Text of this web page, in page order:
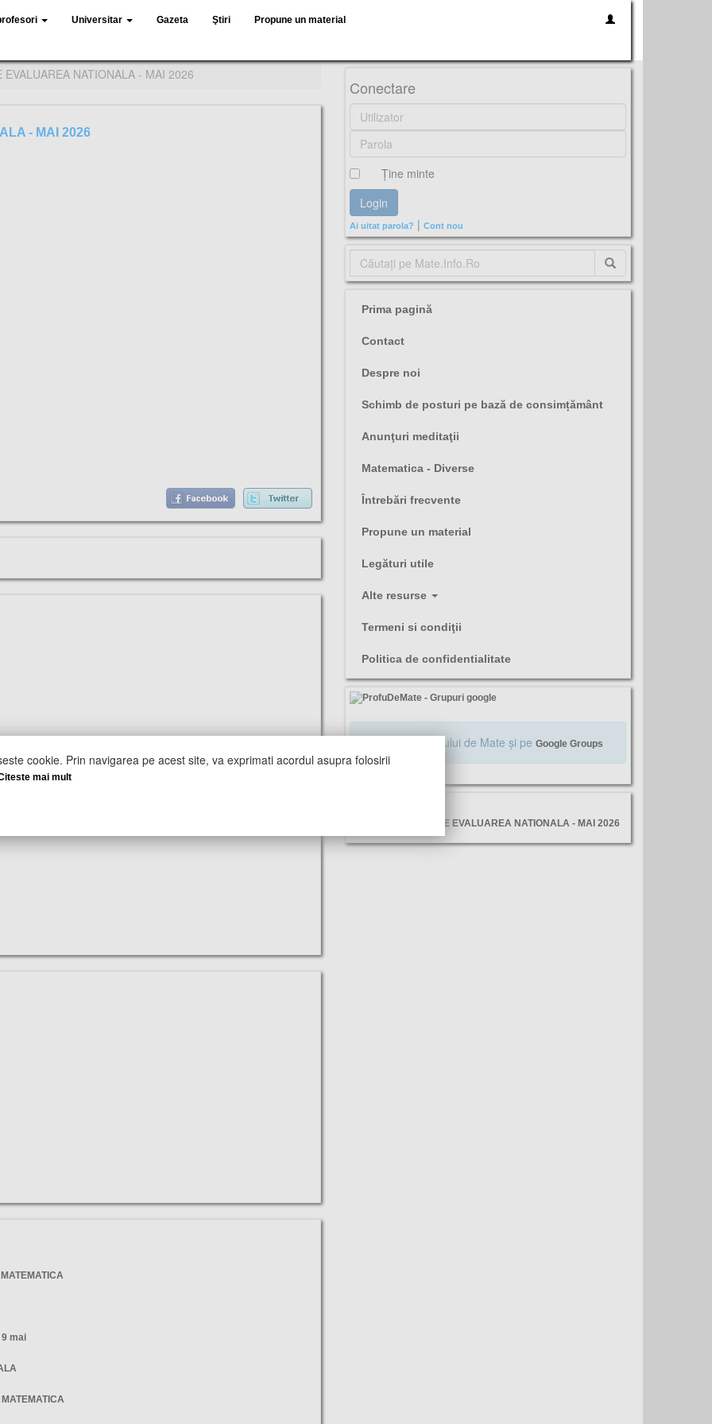
Universitar Gazeta Ştiri Propune un material
NATIONALA - MAI 2026
- MAI 2026
9 mai
Conectare
Ţine minte
Ai uitat parola? | Cont nou
Prima pagină
Contact
Despre noi
Schimb de posturi pe bază de consimțământ
Anunţuri meditaţii
Matematica - Diverse
Întrebări frecvente
Propune un material
Legături utile
Alte resurse
Termeni si condiţii
Politica de confidentialitate
Alăturaţi-vă Profului de Mate şi pe Google Groups
ISJ SIBIU - SIMULARE EVALUAREA NATIONALA - MAI 2026
cookie. Prin navigarea pe acest site, va exprimati acordul asupra folosirii
mai mult